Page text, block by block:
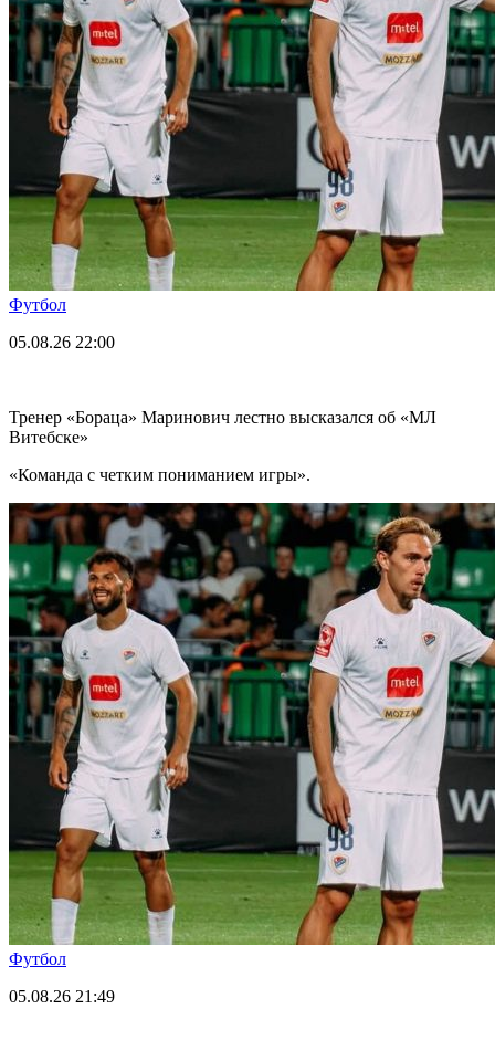
Футбол
05.08.26 22:00
Тренер «Бораца» Маринович лестно высказался об «МЛ
Витебске»
«Команда с четким пониманием игры».
Футбол
05.08.26 21:49